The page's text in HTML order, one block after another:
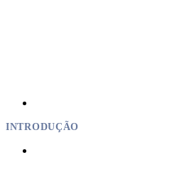
INTRODUÇÃO